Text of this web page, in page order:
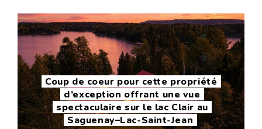
Coup de coeur pour cette propriété
d’exception offrant une vue
spectaculaire sur le lac Clair au
Saguenay–Lac-Saint-Jean